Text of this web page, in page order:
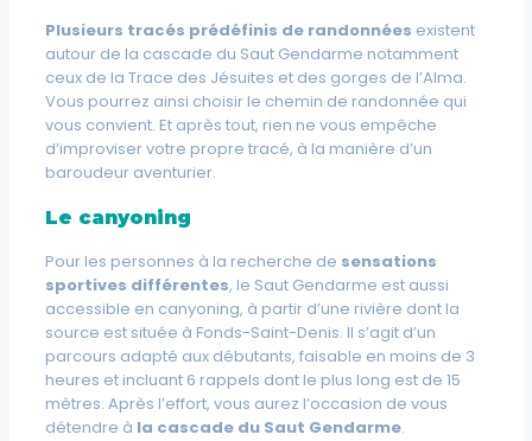
Plusieurs tracés prédéfinis de randonnées existent
autour de la cascade du Saut Gendarme notamment
ceux de la Trace des Jésuites et des gorges de l’Alma.
Vous pourrez ainsi choisir le chemin de randonnée qui
vous convient. Et après tout, rien ne vous empêche
d’improviser votre propre tracé, à la manière d’un
baroudeur aventurier.
Le canyoning
Pour les personnes à la recherche de sensations
sportives différentes, le Saut Gendarme est aussi
accessible en canyoning, à partir d’une rivière dont la
source est située à Fonds-Saint-Denis. Il s’agit d’un
parcours adapté aux débutants, faisable en moins de 3
heures et incluant 6 rappels dont le plus long est de 15
mètres. Après l’effort, vous aurez l’occasion de vous
détendre à la cascade du Saut Gendarme.